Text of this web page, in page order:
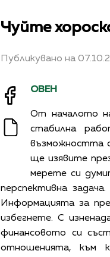
Чуйте
Публикувано на
ОВЕН
От началото
стабилна
възможността
ще изявите
мерете си
перспективна
Информацията за
избегнете. С
финансовото си
отношенията, към